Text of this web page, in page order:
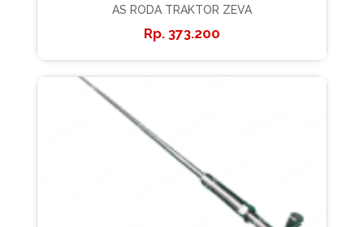
AS RODA TRAKTOR ZEVA
373.200